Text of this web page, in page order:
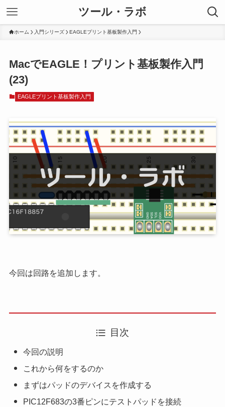
ツール・ラボ
ホーム 入門シリーズ EAGLEプリント基板製作入門
MacでEAGLE！プリント基板製作入門
(23)
EAGLEプリント基板製作入門
今回は回路を追加します。
目次
今回の説明
これから何をするのか
まずはパッドのデバイスを作成する
PIC12F683の3番ピンにテストパッドを接続